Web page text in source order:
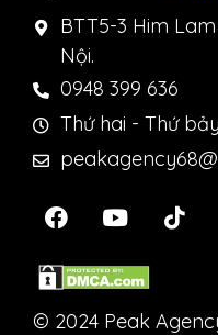
BTT5-3 Him
Nội.
0948 399 636
Thứ hai - Thứ
© 2024 Peak